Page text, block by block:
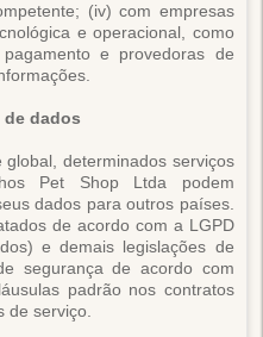
(iv) com empresas
e operacional, como
e provedoras de
de dados
determinados serviços
Pet Shop Ltda podem
dados para outros países.
de acordo com a LGPD
e demais legislações de
segurança de acordo com
padrão nos contratos
de serviço.